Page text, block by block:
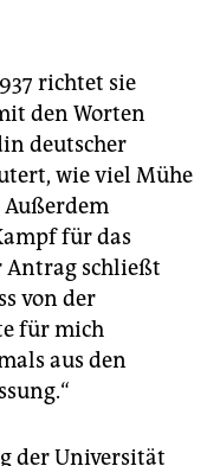
richtet sie
den Worten
deutscher
wie viel Mühe
Außerdem
für das
Antrag schließt
von der
für mich
aus den
der Universität